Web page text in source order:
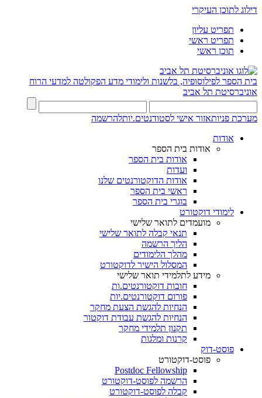
דילוג לתוכן העיקרי
תפריט עליון
תפריט ראשי
תוכן ראשי
בית הספר לפילוסופיה, בלשנות ולימודי מדע הפקולטה למדעי הרוח
אוניברסיטת תל אביב
מערכת פניותאזור אישי לסטודנטים.יותלהרשמה
אודות
אודות בית הספר
אודות בית הספר
ועדות
אודות הדוקטורנטים שלנו
ראשי בית הספר
בוגרי בית הספר
לימודי דוקטורט
מועמדים לתואר שלישי
תנאי קבלה לתואר שלישי
הליך הרשמה
מהלך הלימודים
המסלול הישיר לדוקטורט
מידע לתלמידי תואר שלישי
חובות דוקטורנטים.ות
פורום דוקטורנטים.יות
הנחיות להגשת הצעת מחקר
הנחיות להגשת עבודת דוקטור
תקנון תלמידי מחקר
קרנות ומלגות
פוסט-דוק
פוסט-דוקטורט
Postdoc Fellowship
הרשמה לפוסט-דוקטורט
קבלה לפוסט-דוקטורט